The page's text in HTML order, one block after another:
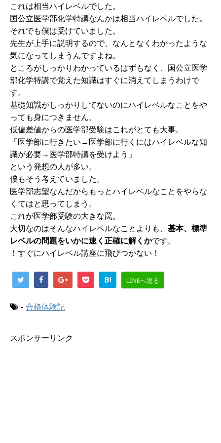
これは相当ハイレベルでした。
国公立医学部化学特講なんかは相当ハイレベルでした。
それでも僕は受けていました。
先生が上手に説明するので、なんとなくわかったような
気になってしまうんですよね。
ところがしっかりわかっているはずもなく、国公立医学
部化学特講で覚えた知識はすぐに消えてしまうわけで
す。
基礎知識がしっかりしてないのにハイレベルなことをや
っても身につきません。
低偏差値からの医学部受験はこれがとても大事。
「医学部に行きたい→医学部に行くにはハイレベルな知
識が必要→医学部特講を受けよう」
という発想の人が多い。
僕もそう考えていました。
医学部志望なんだからもっとハイレベルなことをやらな
くてはと思ってしまう。
これが医学部受験の大きな罠。
大切なのはそんなハイレベルなことよりも、 基本、標準
レベルの問題をいかに速く正確に解くかです。
！すぐにハイレベル講座に飛びつかない！
B! LINEへ送る
- 合格体験記
スポンサーリンク